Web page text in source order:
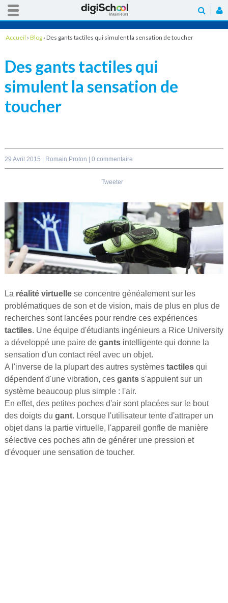
Accueil › Blog › Des gants tactiles qui simulent la sensation de toucher
Des gants tactiles qui
simulent la sensation de
toucher
29 Avril 2015 | Romain Proton 0 commentaire
Tweeter
La réalité virtuellese concentre généalement sur les
problématiques de son et de vision, mais de plus en plus de
recherches sont lancées pour rendre ces expériences
tactiles. Une équipe d'étudiants ingénieurs a Rice University
a développé une paire de gantsintelligente qui donne la
sensation d'un contact réel avec un objet.
A l'inverse de la plupart des autres systèmes tactilesqui
dépendent d'une vibration, ces gants s'appuient sur un
système beaucoup plus simple : l'air.
En effet, des petites poches d'air sont placées sur le bout
des doigts du gant. Lorsque l'utilisateur tente d'attraper un
objet dans la partie virtuelle, l'appareil gonfle de manière
sélective ces poches afin de générer une pression et
d'évoquer une sensation de toucher.